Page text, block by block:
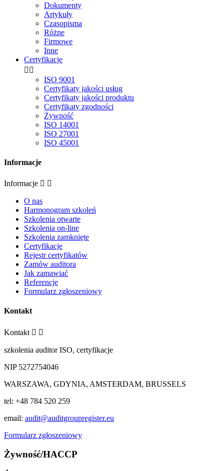
Dokumenty
Artykuły
Czasopisma
Różne
Firmowe
Inne
Certyfikacje
 
ISO 9001
Certyfikaty jakości usług
Certyfikaty jakości produktu
Certyfikaty zgodności
Żywność
ISO 14001
ISO 27001
ISO 45001
Informacje
Informacje  
O nas
Harmonogram szkoleń
Szkolenia otwarte
Szkolenia on-line
Szkolenia zamknięte
Certyfikacje
Rejestr certyfikatów
Zamów auditora
Jak zamawiać
Referencje
Formularz zgłoszeniowy
Kontakt
Kontakt  
szkolenia auditor ISO, certyfikacje
NIP 5272754046
WARSZAWA, GDYNIA, AMSTERDAM, BRUSSELS
tel: +48 784 520 259
email: audit@auditgroupregister.eu
Formularz zgłoszeniowy
Żywność/HACCP